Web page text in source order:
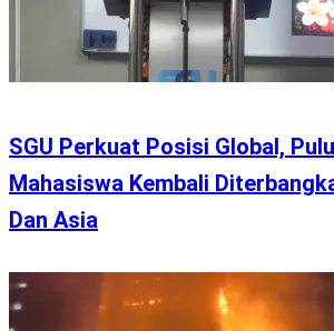
SGU Perkuat Posisi Global,
Mahasiswa Kembali
Dan Asia